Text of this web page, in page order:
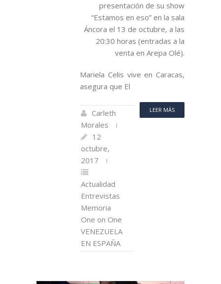
presentación de su show
“Estamos en eso” en la sala
Áncora el 13 de octubre, a las
20:30 horas (entradas a la
venta en Arepa Olé).
Mariela Celis vive en Caracas,
asegura que El
LEER MÁS
Carleth
Morales
12
octubre,
2017
Actualidad
Entrevistas
Memoria
One on One
VENEZUELA
EN ESPAÑA